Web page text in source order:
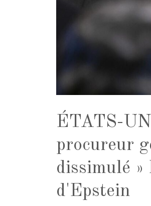
ÉTATS-
procureur
dissimulé »
d'Epstein